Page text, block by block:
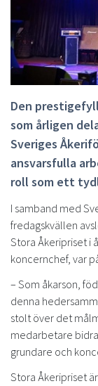
Den
som årligen
Sveriges
ansvarsfulla
roll som ett
I samband med
fredagskvällen
Stora Åkeripriset i
koncernchef, var
– Som åkarson,
denna
stolt över det
medarbetare
grundare och
Stora Åkeripriset